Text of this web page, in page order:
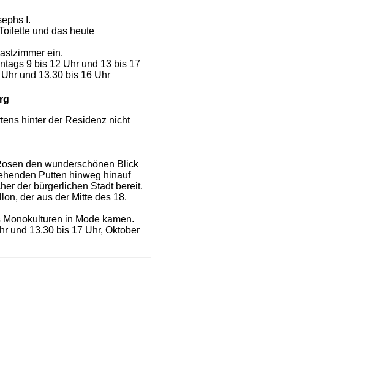
I.
und das heute
ein.
9 bis 12 Uhr und 13 bis 17
und 13.30 bis 16 Uhr
hinter der Residenz nicht
den wunderschönen Blick
Putten hinweg hinauf
der bürgerlichen Stadt bereit.
der aus der Mitte des 18.
in Mode kamen.
und 13.30 bis 17 Uhr, Oktober